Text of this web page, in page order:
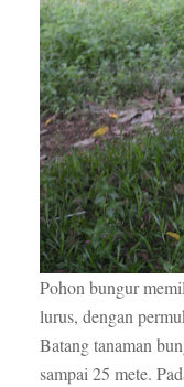
Pohon bungur
lurus, dengan
Batang tanaman
sampai 25 mete.